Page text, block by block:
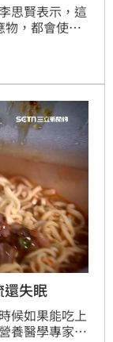
思賢表示，這
物，都會使人
油」的組
。
還失眠
候如果能吃上
養醫學專家劉